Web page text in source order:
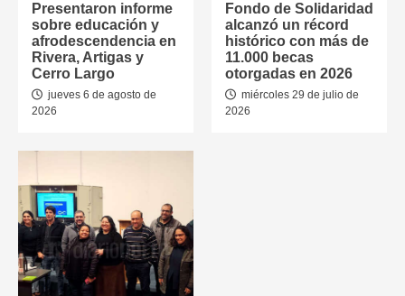
Presentaron informe
sobre educación y
afrodescendencia en
Rivera, Artigas y
Cerro Largo
jueves 6 de agosto de
2026
Fondo de Solidaridad
alcanzó un récord
histórico con más de
11.000 becas
otorgadas en 2026
miércoles 29 de julio de
2026